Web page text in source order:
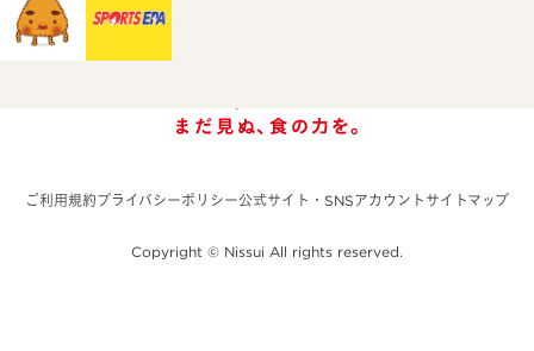
ご利用規約プライバシーポリシー公式サイト・SNSアカウント サイトマップ
Copyright © Nissui All rights reserved.